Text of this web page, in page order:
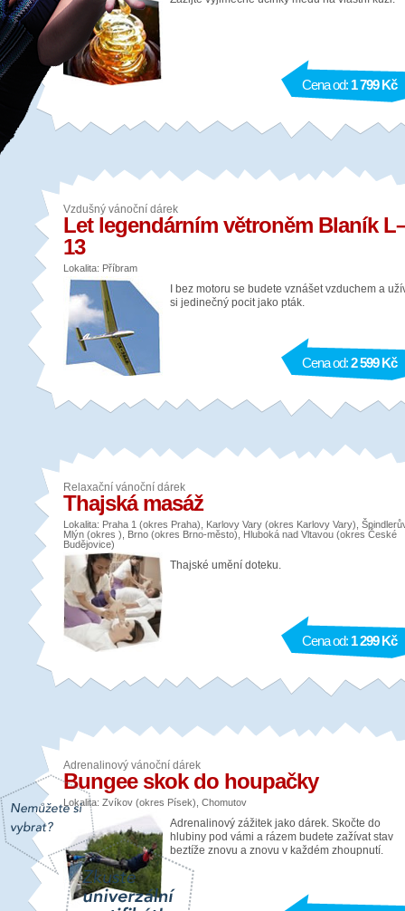
Cena od: 1 799 Kč
Vzdušný vánoční dárek
Let legendárním větroněm Blaník
13
Lokalita: Příbram
I bez motoru se budete vznášet vzduchem a
si jedinečný pocit jako pták.
Cena od:2 599 Kč
Relaxační vánoční dárek
Thajská masáž
Lokalita: Praha 1 (okres Praha), Karlovy Vary (okres Karlovy Vary),
Mlýn (okres ), Brno (okres Brno-město), Hluboká nad Vltavou (okres České
Budějovice)
Thajské umění doteku.
Cena od: 1 299 Kč
Adrenalinový vánoční dárek
Bungee skok do houpačky
Lokalita: Zvíkov (okres Písek), Chomutov
Adrenalinový zážitek jako dárek. Skočte do
hlubiny pod vámi a rázem budete zažívat stav
beztíže znovu a znovu v každém zhoupnutí.